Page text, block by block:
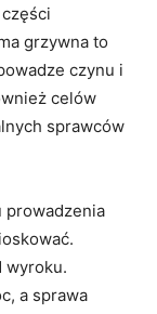
grzywna to
czynu i
celów
sprawców
prowadzenia
wyroku.
a sprawa